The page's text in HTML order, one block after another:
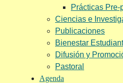
Prácticas
Ciencias e
Publicaciones
Bienestar
Difusión y
Pastoral
Agenda